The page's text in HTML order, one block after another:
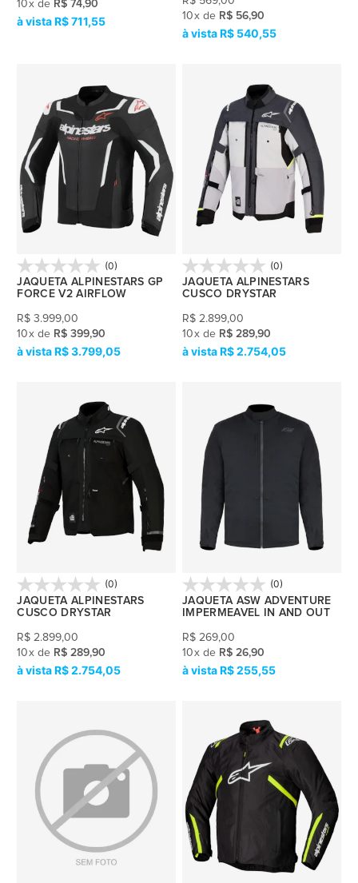
10x de R$ 74,90
R$ 711,55
10x de R$ 56,90
R$ 540,55
(0)
JAQUETA ALPINESTARS GP
FORCE V2 AIRFLOW
R$ 3.999,00
10x de R$ 399,90
R$ 3.799,05
(0)
JAQUETA ALPINESTARS
CUSCO DRYSTAR
R$ 2.899,00
10x de R$ 289,90
R$ 2.754,05
(0)
JAQUETA ALPINESTARS
CUSCO DRYSTAR
R$ 2.899,00
10x de R$ 289,90
R$ 2.754,05
(0)
JAQUETA ASW ADVENTURE
IMPERMEAVEL IN AND OUT
R$ 269,00
10x de R$ 26,90
R$ 255,55